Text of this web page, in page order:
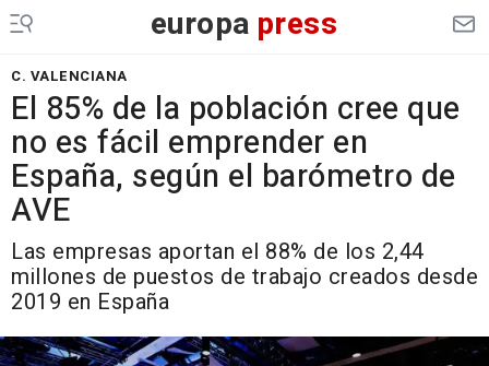
europa press
C. VALENCIANA
El 85% de la población cree que
no es fácil emprender en
España, según el barómetro de
AVE
Las empresas aportan el 88% de los 2,44
millones de puestos de trabajo creados desde
2019 en España